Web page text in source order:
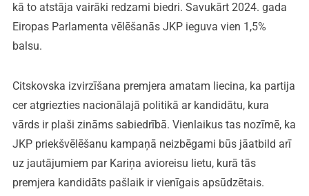
kā to atstāja vairāki redzami biedri. Savukārt 2024. gada
Eiropas Parlamenta vēlēšanās JKP ieguva vien 1,5%
balsu.
Citskovska izvirzīšana premjera amatam liecina, ka partija
cer atgriezties nacionālajā politikā ar kandidātu, kura
vārds ir plaši zināms sabiedrībā. Vienlaikus tas nozīmē, ka
JKP priekšvēlēšanu kampaņā neizbēgami būs jāatbild arī
uz jautājumiem par Kariņa avioreisu lietu, kurā tās
premjera kandidāts pašlaik ir vienīgais apsūdzētais.